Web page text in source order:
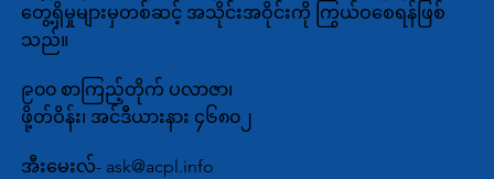
တွေ့ရှိမှုများမှတစ်ဆင့် အသိုင်းအဝိုင်းကို ကြွယ်ဝစေရန်ဖြစ်
သည်။
၉၀၀ စာကြည့်တိုက် ပလာဇာ၊
ဖို့တ်ဝိန်း၊ အင်ဒီယားနား ၄၆၈၀၂
အီးမေးလ်- ask@acpl.info